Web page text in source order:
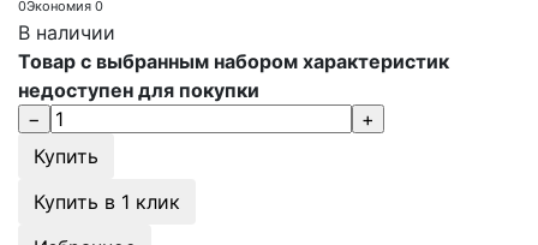
0Экономия 0
В наличии
Товар с выбранным набором характеристик
недоступен для покупки
Купить в 1 клик